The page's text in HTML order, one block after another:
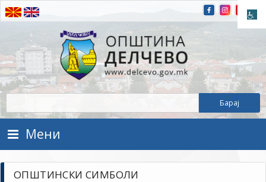
Прескокнете на содржината
Општина Делчево
Општина Делчево
Мени
ОПШТИНСКИ СИМБОЛИ